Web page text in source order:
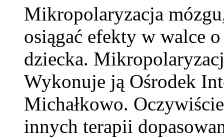
Mikropolaryzacja
osiągać efekty w walce
dziecka.
Wykonuje ją Ośrodek
Michałkowo.
innych terapii